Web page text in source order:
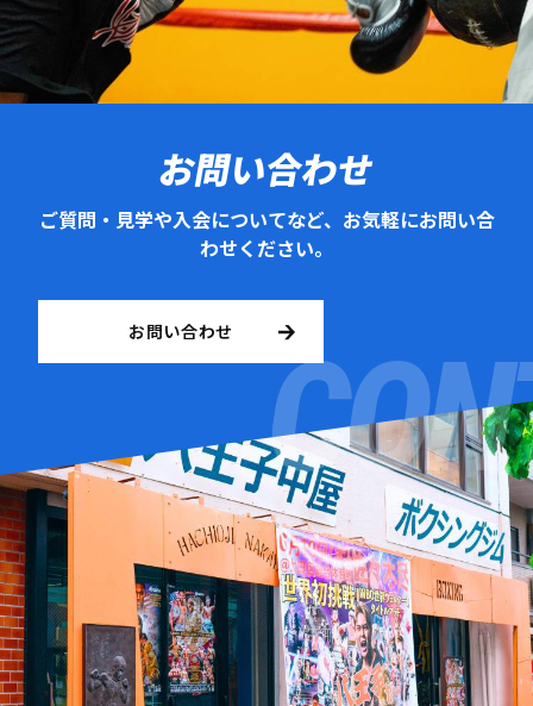
お問い合わせ
ご質問・見学や入会についてなど、お気軽にお問い合
わせください。
お問い合わせ